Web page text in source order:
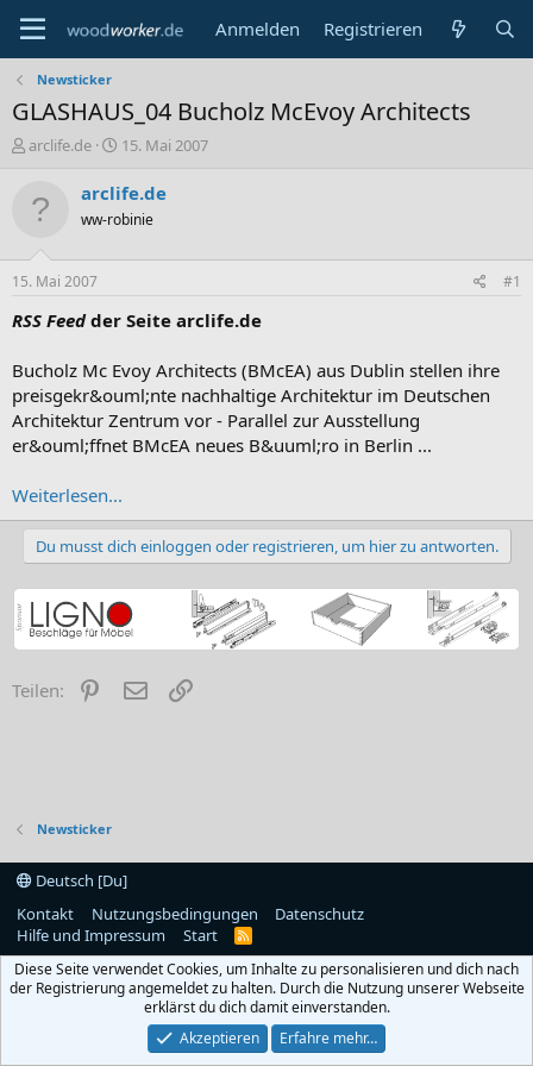
Anmelden Registrieren
Newsticker
GLASHAUS_04 Bucholz McEvoy Architects
E
t
e
r
arclife.de
E
s
t
e
a
15. Mai 2007
arclife.de
ww-robinie
15. Mai 2007 #1
RSS Feedder Seite arclife.de
Bucholz Mc Evoy Architects (BMcEA) aus Dublin stellen ihre
preisgekr&ouml;nte nachhaltige Architektur im Deutschen
Architektur Zentrum vor - Parallel zur Ausstellung
er&ouml;ffnet BMcEA neues B&uuml;ro in Berlin ...
Weiterlesen...
Du musst dich einloggen oder registrieren, um hier zu antworten.
Teilen: PinterestE-Mail
Newsticker
Deutsch [Du]
Kontakt
Nutzungsbedingungen
Datenschutz
Hilfe und Impressum
Start
R
S
Diese Seite verwendet Cookies, um Inhalte zu personalisieren und dich nach
der Registrierung angemeldet zu halten. Durch die Nutzung unserer Webseite
erklärst du dich damit einverstanden.
Akzeptieren
Erfahre mehr…